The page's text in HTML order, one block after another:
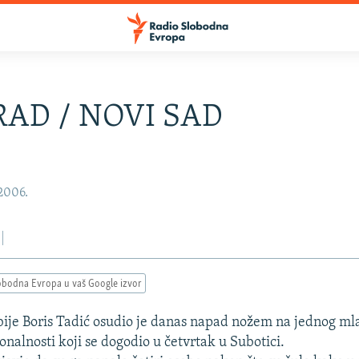
/ NOVI SAD
Evropa u vaš Google izvor
Boris Tadić osudio je danas napad nožem na jednog
koji se dogodio u četvrtak u Subotici.